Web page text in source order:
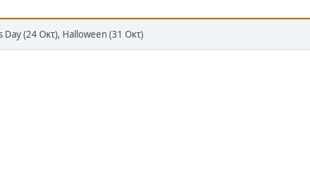
Day (24 Οκτ), Halloween (31 Οκτ)